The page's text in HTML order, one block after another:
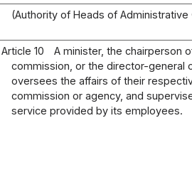
(Authority of Heads of Administrative
Article 10
A minister, the chairperson
commission, or the director-general
oversees the affairs of their
commission or agency, and
service provided by its employees.